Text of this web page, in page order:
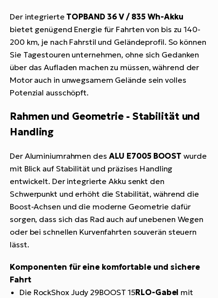
Der integrierte TOPBAND 36 V / 835 Wh-Akku
bietet genügend Energie für Fahrten von bis zu 140-
200 km, je nach Fahrstil und Geländeprofil. So können
Sie Tagestouren unternehmen, ohne sich Gedanken
über das Aufladen machen zu müssen, während der
Motor auch in unwegsamem Gelände sein volles
Potenzial ausschöpft.
Rahmen und Geometrie - Stabilität und
Handling
Der Aluminiumrahmen des ALU E7005 BOOST wurde
mit Blick auf Stabilität und präzises Handling
entwickelt. Der integrierte Akku senkt den
Schwerpunkt und erhöht die Stabilität, während die
Boost-Achsen und die moderne Geometrie dafür
sorgen, dass sich das Rad auch auf unebenen Wegen
oder bei schnellen Kurvenfahrten souverän steuern
lässt.
Komponenten für eine komfortable und sichere
Fahrt
Die RockShox Judy 29BOOST 15RLO-Gabel mit